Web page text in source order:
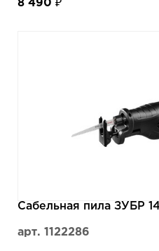
8 490 ₽
Сабельная пила ЗУБР
арт. 1122286